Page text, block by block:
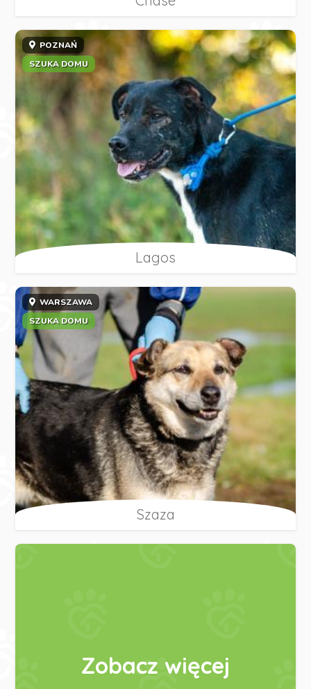
POZNAŃ
SZUKA DOMU
Lagos
WARSZAWA
SZUKA DOMU
Szaza
Zobacz więcej